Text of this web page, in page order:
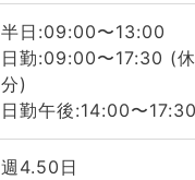
半日:09:00〜13:00
日勤:09:00〜17:30 (
分)
日勤午後:14:00〜17:30
週4.50日